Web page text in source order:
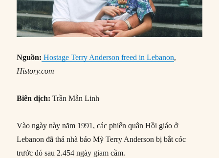
Nguồn: Hostage Terry Anderson freed in Lebanon,
History.com
Biên dịch: Trần Mẫn Linh
Vào ngày này năm 1991, các phiến quân Hồi giáo ở
Lebanon đã thả nhà báo Mỹ Terry Anderson bị bắt cóc
trước đó sau 2.454 ngày giam cầm.